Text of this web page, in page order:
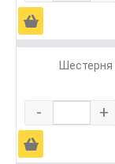
Ä
Шестерня
- +
Ä